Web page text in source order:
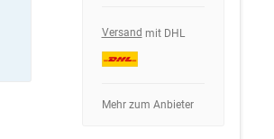
Versand mit DHL
Mehr zum Anbieter